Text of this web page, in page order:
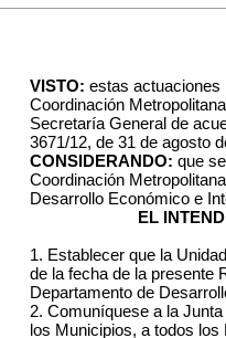
VISTO: estas actuaciones
Coordinación
Secretaría General de
3671/12, de 31 de agosto
CONSIDERANDO: que
Coordinación
Desarrollo Económico e
EL
1. Establecer que la
de la fecha de la presente
Departamento de
2. Comuníquese a la
los Municipios, a todos